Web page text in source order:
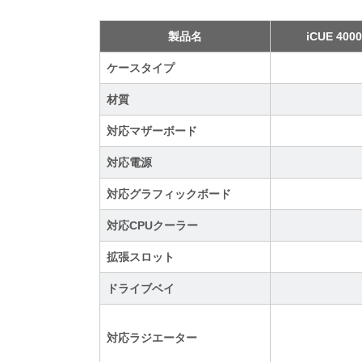
製品名 iCUE
ケースタイプ
材質
対応マザーボード
対応電源
対応グラフィックボード
対応CPUクーラー
拡張スロット
ドライブベイ
対応ラジエーター